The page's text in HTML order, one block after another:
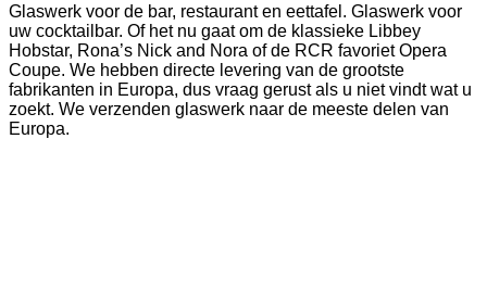
Glaswerk voor de bar, restaurant en eettafel. Glaswerk voor
uw cocktailbar. Of het nu gaat om de klassieke Libbey
Hobstar, Rona’s Nick and Nora of de RCR favoriet Opera
Coupe. We hebben directe levering van de grootste
fabrikanten in Europa, dus vraag gerust als u niet vindt wat u
zoekt. We verzenden glaswerk naar de meeste delen van
Europa.